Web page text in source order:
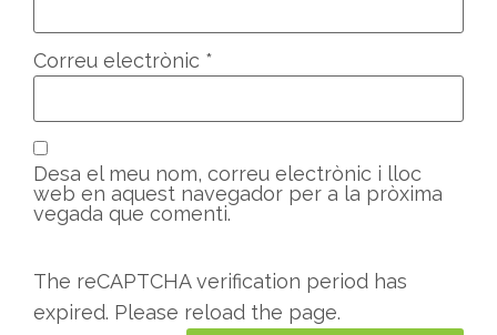
Correu electrònic *
Desa el meu nom, correu electrònic i lloc
web en aquest navegador per a la pròxima
vegada que comenti.
The reCAPTCHA verification period has
expired. Please reload the page.